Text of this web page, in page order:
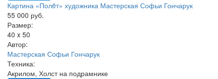
Картина «Полëт» художника Мастерская Софьи Гончарук
55 000 руб.
Размер:
40 x 50
Автор:
Мастерская Софьи Гончарук
Техника:
Акрилом, Холст на подрамнике